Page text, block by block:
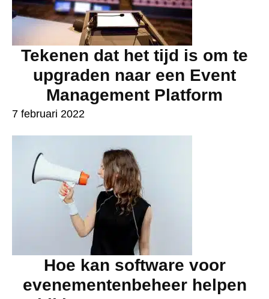
Tekenen dat het tijd is om te
upgraden naar een Event
Management Platform
7 februari 2022
Hoe kan software voor
evenementenbeheer helpen